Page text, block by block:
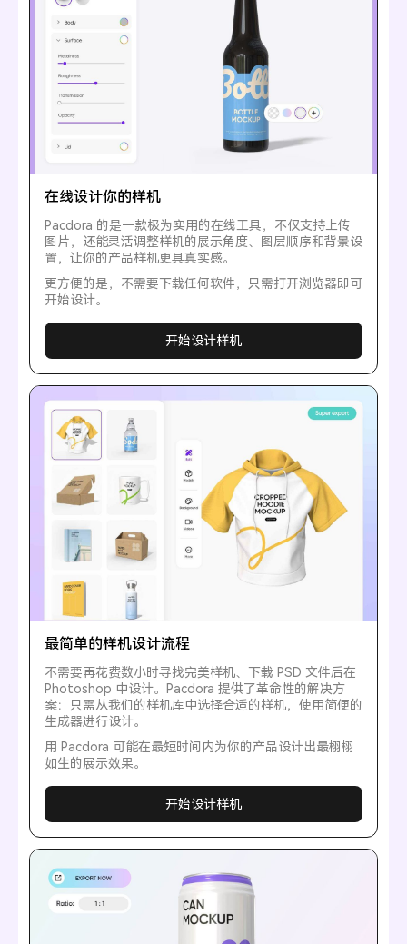
在线设计你的样机
Pacdora 的是一款极为实用的在线工具，不仅支持上传
图片，还能灵活调整样机的展示角度、图层顺序和背景设
置，让你的产品样机更具真实感。
更方便的是，不需要下载任何软件，只需打开浏览器即可
开始设计。
开始设计样机
最简单的样机设计流程
不需要再花费数小时寻找完美样机、下载 PSD 文件后在
Photoshop 中设计。Pacdora 提供了革命性的解决方
案：只需从我们的样机库中选择合适的样机，使用简便的
生成器进行设计。
用 Pacdora 可能在最短时间内为你的产品设计出最栩栩
如生的展示效果。
开始设计样机